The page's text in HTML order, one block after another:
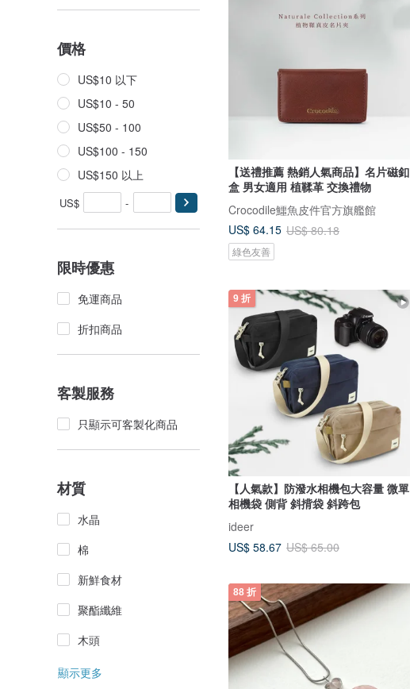
價格
US$10 以下
US$10 - 50
US$50 - 100
US$100 - 150
US$150 以上
US$ -
限時優惠
免運商品
折扣商品
客製服務
只顯示可客製化商品
材質
水晶
棉
新鮮食材
聚酯纖維
木頭
顯示更多
【送禮推薦 熱銷人氣商品】名片磁釦
盒 男女適用 植鞣革 交換禮物
Crocodile鱷魚皮件官方旗艦館
US$ 64.15 US$ 80.18
綠色友善
9 折
【人氣款】防潑水相機包大容量 微單
相機袋 側背 斜揹袋 斜跨包
ideer
US$ 58.67 US$ 65.00
88 折